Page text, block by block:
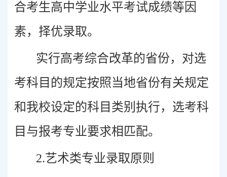
合考生高中学业水平考试成绩等因
素，择优录取。
实行高考综合改革的省份，对选
考科目的规定按照当地省份有关规定
和我校设定的科目类别执行，选考科
目与报考专业要求相匹配。
2.艺术类专业录取原则